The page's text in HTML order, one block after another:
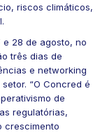
riscos climáticos,
28 de agosto, no
três dias de
e networking
“O Concred é
de
regulatórias,
crescimento